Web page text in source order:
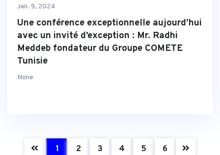
Jan. 9, 2024
Une conférence exceptionnelle aujourd’hui
avec un invité d’exception : Mr. Radhi
Meddeb fondateur du Groupe COMETE
Tunisie
None
1(current)
2 3 4 5 6